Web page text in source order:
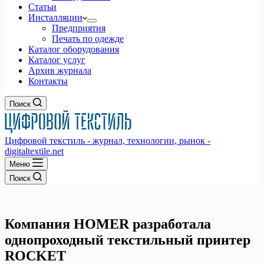
Статьи
Инсталляции
Предприятия
Печать по одежде
Каталог оборудования
Каталог услуг
Архив журнала
Контакты
Поиск
Цифровой текстиль - журнал, технологии, рынок -
digitaltextile.net
Меню
Поиск
Компания HOMER разработала
однопроходный текстильный принтер
ROCKET